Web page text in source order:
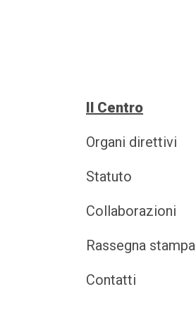
Il Centro
Organi direttivi
Statuto
Collaborazioni
Rassegna stampa
Contatti